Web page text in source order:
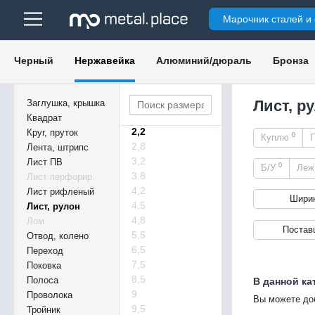
Марочник сталей и
Черный Нержавейка Алюминий/дюраль Бронза
Заглушка, крышка
Квадрат
Круг, пруток
Лента, штрипс
Лист ПВ
Лист перфорир.
Лист рифленый
Лист, рулон
Лом
Отвод, колено
Переход
Поковка
Полоса
Проволока
Тройник
0,63
0,65
0,75
1,1
1,3
1,4
1,7
2,2
2,8
3,2
3,8
4,2
4,5
4,8
5,5
6,5
7,5
8,5
9
9,5
Лист,
Куплю 0
Б/У 0
В данной
Вы можете